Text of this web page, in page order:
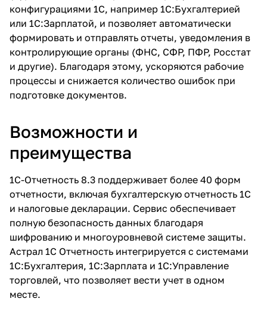
конфигурациями 1С, например 1С:Бухгалтерией
или 1С:Зарплатой, и позволяет автоматически
формировать и отправлять отчеты, уведомления в
контролирующие органы (ФНС, СФР, ПФР, Росстат
и другие). Благодаря этому, ускоряются рабочие
процессы и снижается количество ошибок при
подготовке документов.
Возможности и
преимущества
1С-Отчетность 8.3 поддерживает более 40 форм
отчетности, включая бухгалтерскую отчетность 1С
и налоговые декларации. Сервис обеспечивает
полную безопасность данных благодаря
шифрованию и многоуровневой системе защиты.
Астрал 1С Отчетность интегрируется с системами
1С:Бухгалтерия, 1С:Зарплата и 1С:Управление
торговлей, что позволяет вести учет в одном
месте.